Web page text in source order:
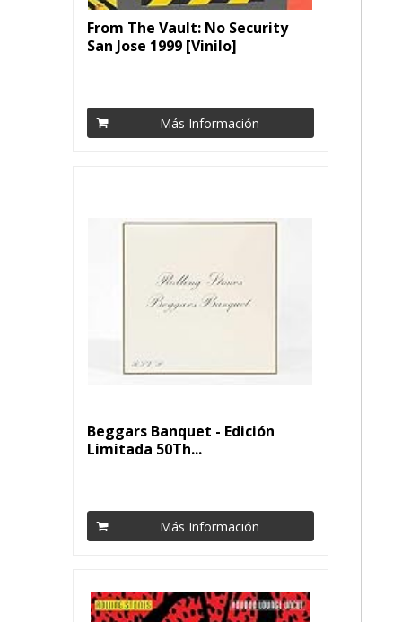
From The Vault: No Security
San Jose 1999 [Vinilo]
Más Información
Beggars Banquet - Edición
Limitada 50Th...
Más Información